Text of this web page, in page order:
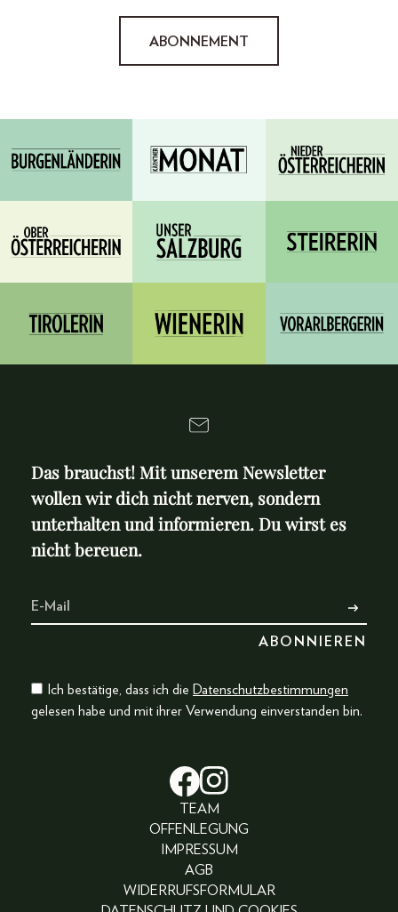
ABONNEMENT
Das brauchst! Mit unserem Newsletter
wollen wir dich nicht nerven, sondern
unterhalten und informieren. Du wirst es
nicht bereuen.
Ich bestätige, dass ich die Datenschutzbestimmungen
gelesen habe und mit ihrer Verwendung einverstanden bin.
TEAM
OFFENLEGUNG
IMPRESSUM
AGB
WIDERRUFSFORMULAR